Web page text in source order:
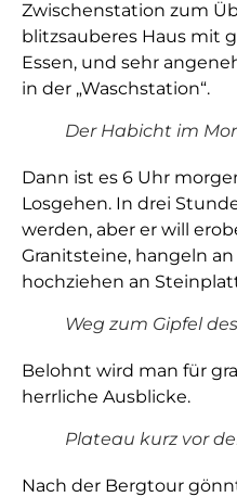
Zwischenstation zum
blitzsauberes Haus mit
Essen, und sehr
in der „Waschstation“.
Der Habicht im
Dann ist es 6 Uhr
Losgehen. In drei
werden, aber er will
Granitsteine, hangeln
hochziehen an
Weg zum Gipfel
Belohnt wird man für
herrliche Ausblicke.
Plateau kurz vor
Nach der Bergtour